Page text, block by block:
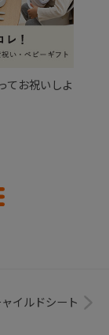
てお祝いしよ
イルドシート